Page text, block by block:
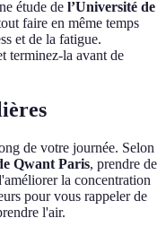
étude de l’Université de
faire en même temps
et de la fatigue.
terminez-la avant de
de votre journée. Selon
Qwant Paris, prendre de
la concentration
pour vous rappeler de
l'air.